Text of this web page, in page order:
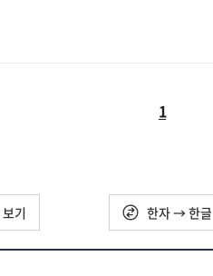
1
보기 한자 → 한글